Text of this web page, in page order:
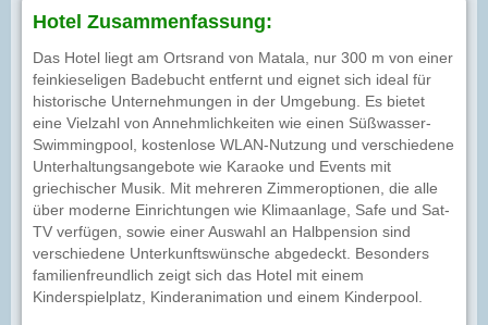
Hotel Zusammenfassung:
Das Hotel liegt am Ortsrand von Matala, nur 300 m von einer
feinkieseligen Badebucht entfernt und eignet sich ideal für
historische Unternehmungen in der Umgebung. Es bietet
eine Vielzahl von Annehmlichkeiten wie einen Süßwasser-
Swimmingpool, kostenlose WLAN-Nutzung und verschiedene
Unterhaltungsangebote wie Karaoke und Events mit
griechischer Musik. Mit mehreren Zimmeroptionen, die alle
über moderne Einrichtungen wie Klimaanlage, Safe und Sat-
TV verfügen, sowie einer Auswahl an Halbpension sind
verschiedene Unterkunftswünsche abgedeckt. Besonders
familienfreundlich zeigt sich das Hotel mit einem
Kinderspielplatz, Kinderanimation und einem Kinderpool.